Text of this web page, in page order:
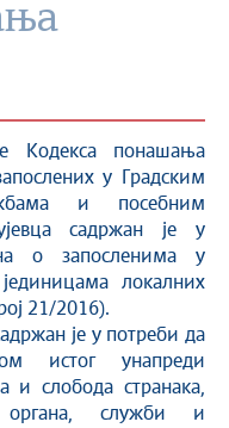
Кодекса понашања
у Градским
и посебним
садржан је у
о запосленима у
локалних
21/2016).
је у потреби да
истог унапреди
и слобода странака,
служби и